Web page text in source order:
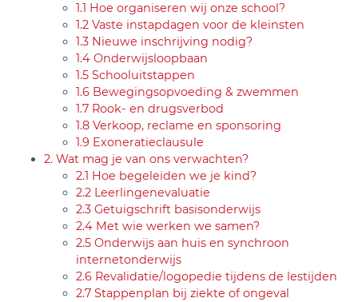
1.1 Hoe organiseren wij onze school?
1.2 Vaste instapdagen voor de kleinsten
1.3 Nieuwe inschrijving nodig?
1.4 Onderwijsloopbaan
1.5 Schooluitstappen
1.6 Bewegingsopvoeding & zwemmen
1.7 Rook- en drugsverbod
1.8 Verkoop, reclame en sponsoring
1.9 Exoneratieclausule
2. Wat mag je van ons verwachten?
2.1 Hoe begeleiden we je kind?
2.2 Leerlingenevaluatie
2.3 Getuigschrift basisonderwijs
2.4 Met wie werken we samen?
2.5 Onderwijs aan huis en synchroon
internetonderwijs
2.6 Revalidatie/logopedie tijdens de lestijden
2.7 Stappenplan bij ziekte of ongeval